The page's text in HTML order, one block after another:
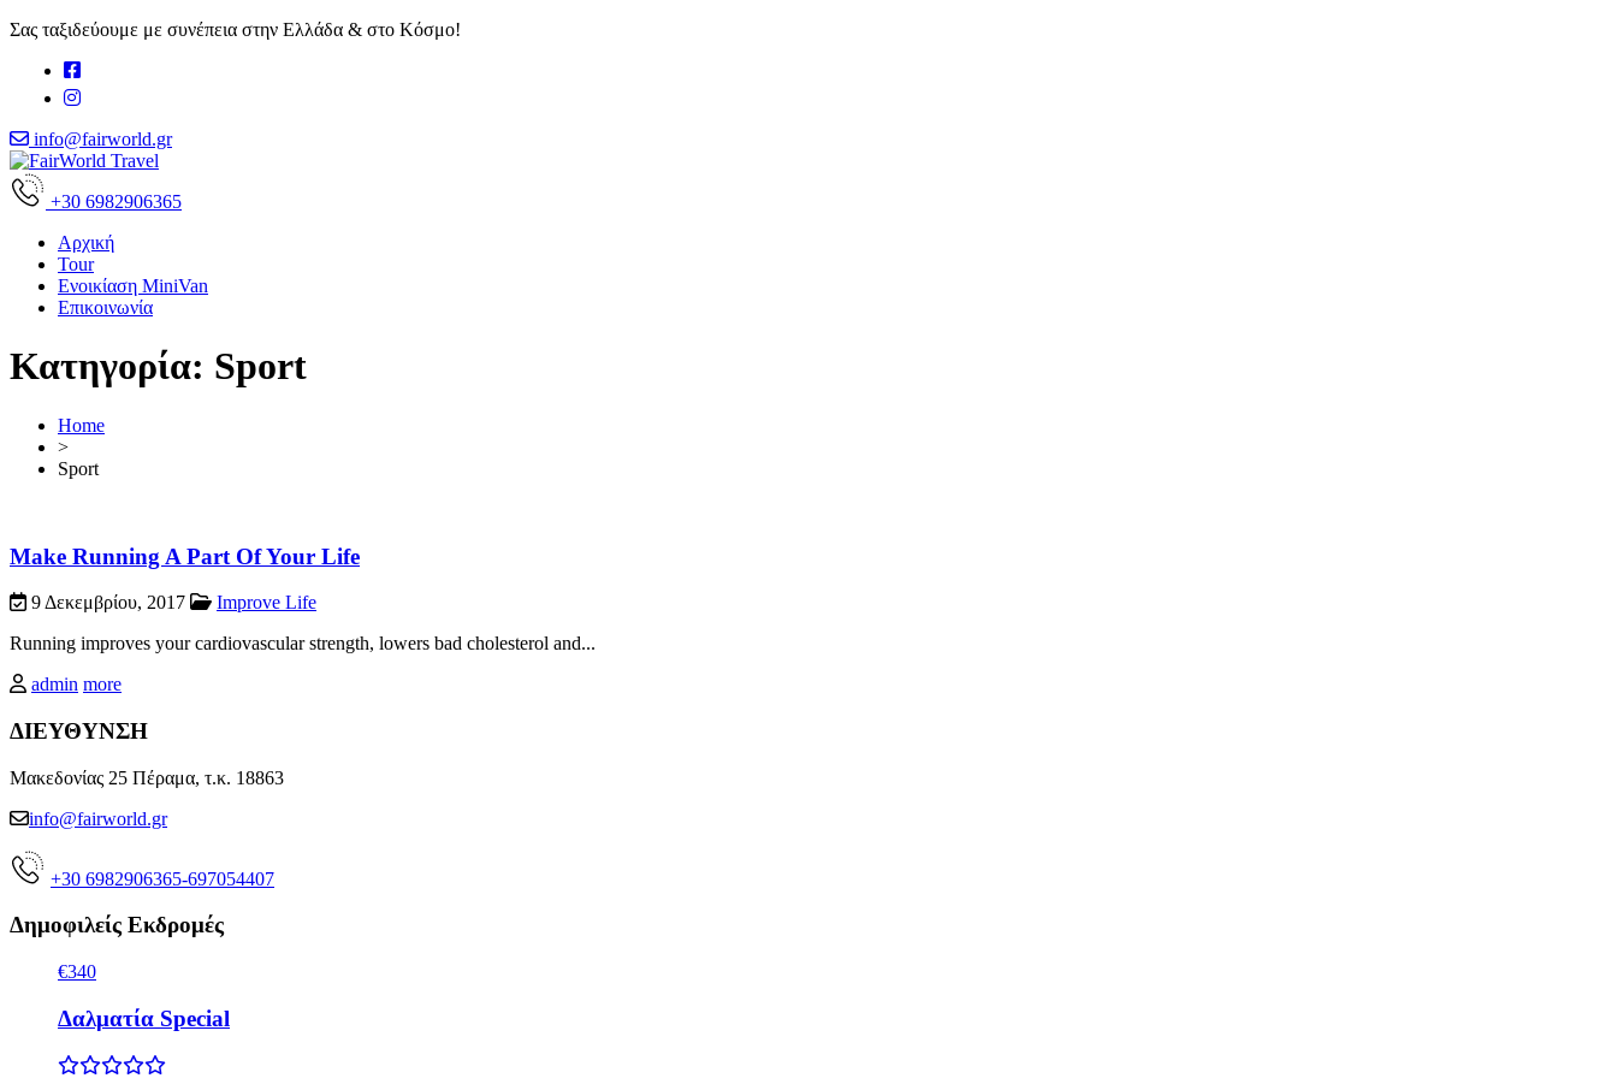
Σας ταξιδεύουμε με συνέπεια στην Ελλάδα & στο Κόσμο!
info@fairworld.gr
+30 6982906365
Αρχική
Tour
Ενοικίαση MiniVan
Επικοινωνία
Κατηγορία: Sport
Home
>
Sport
Make Running A Part Of Your Life
9 Δεκεμβρίου, 2017
Improve Life
Running improves your cardiovascular strength, lowers bad cholesterol and...
admin more
ΔΙΕΥΘΥΝΣΗ
Μακεδονίας 25 Πέραμα, τ.κ. 18863
info@fairworld.gr
+30 6982906365-697054407
Δημοφιλείς Εκδρομές
€340
Δαλματία Special